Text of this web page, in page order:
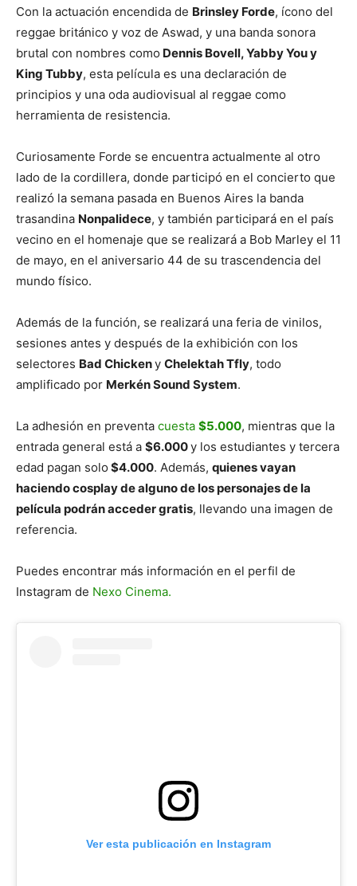
Con la actuación encendida de Brinsley Forde, ícono del
reggae británico y voz de Aswad, y una banda sonora
brutal con nombres como Dennis Bovell, Yabby You y
King Tubby, esta película es una declaración de
principios y una oda audiovisual al reggae como
herramienta de resistencia.
Curiosamente Forde se encuentra actualmente al otro
lado de la cordillera, donde participó en el concierto que
realizó la semana pasada en Buenos Aires la banda
trasandina Nonpalidece, y también participará en el país
vecino en el homenaje que se realizará a Bob Marley el 11
de mayo, en el aniversario 44 de su trascendencia del
mundo físico.
Además de la función, se realizará una feria de vinilos,
sesiones antes y después de la exhibición con los
selectores Bad Chickeny Chelektah Tfly, todo
amplificado por Merkén Sound System.
La adhesión en preventa cuesta $5.000, mientras que la
entrada general está a $6.000y los estudiantes y tercera
edad pagan solo $4.000. Además, quienes vayan
haciendo cosplay de alguno de los personajes de la
película podrán acceder gratis, llevando una imagen de
referencia.
Puedes encontrar más información en el perfil de
Instagram de Nexo Cinema.
Ver esta publicación en Instagram